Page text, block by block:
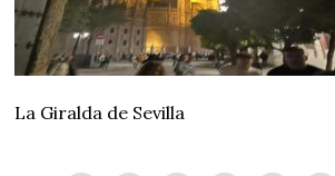
La Giralda de Sevilla